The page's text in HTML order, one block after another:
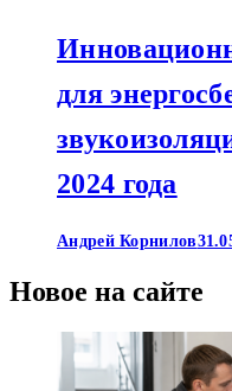
для
2024 года
Андрей Корнилов
Новое на сайте